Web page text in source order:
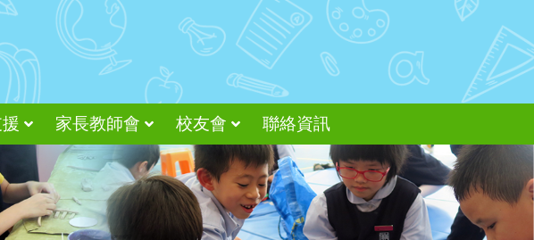
家長教師會 校友會 聯絡資訊